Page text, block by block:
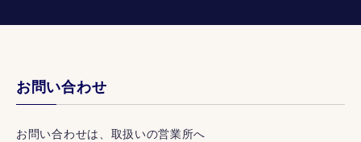
お問い合わせ
お問い合わせは、取扱いの営業所へ